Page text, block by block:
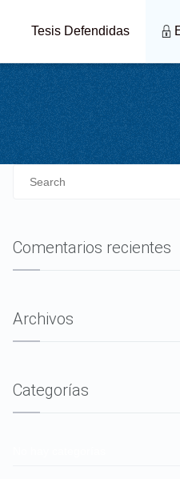
Tesis Defendidas
Comentarios recientes
Archivos
Categorías